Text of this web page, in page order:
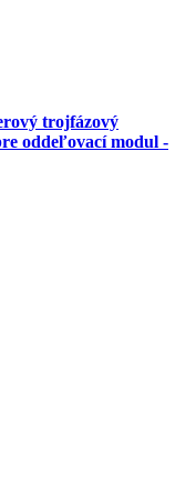
trojfázový
oddeľovací modul -